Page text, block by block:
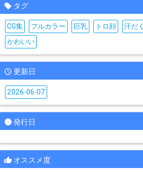
タグ
CG集 フルカラー 巨乳 トロ顔 汗だく
かわいい
更新日
2026-06-07
発行日
オススメ度